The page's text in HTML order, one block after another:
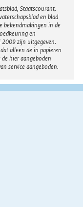
Staatscourant,
en blad
bekendmakingen in de
en
2009 zijn uitgegeven.
alleen de in papieren
hier aangeboden
service aangeboden.